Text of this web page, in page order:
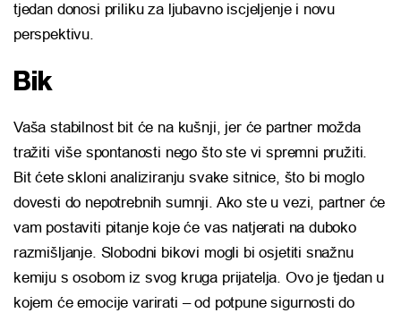
tjedan donosi priliku za ljubavno iscjeljenje i novu
perspektivu.
Bik
Vaša stabilnost bit će na kušnji, jer će partner možda
tražiti više spontanosti nego što ste vi spremni pružiti.
Bit ćete skloni analiziranju svake sitnice, što bi moglo
dovesti do nepotrebnih sumnji. Ako ste u vezi, partner će
vam postaviti pitanje koje će vas natjerati na duboko
razmišljanje. Slobodni bikovi mogli bi osjetiti snažnu
kemiju s osobom iz svog kruga prijatelja. Ovo je tjedan u
kojem će emocije varirati – od potpune sigurnosti do